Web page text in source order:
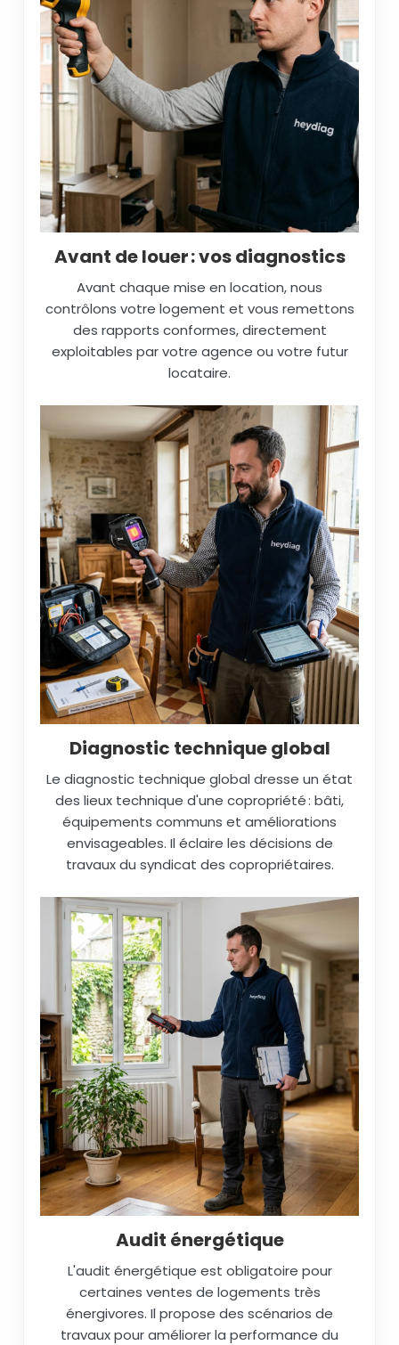
Avant de louer : vos diagnostics
Avant chaque mise en location, nous
contrôlons votre logement et vous remettons
des rapports conformes, directement
exploitables par votre agence ou votre futur
locataire.
Diagnostic technique global
Le diagnostic technique global dresse un état
des lieux technique d'une copropriété : bâti,
équipements communs et améliorations
envisageables. Il éclaire les décisions de
travaux du syndicat des copropriétaires.
Audit énergétique
L'audit énergétique est obligatoire pour
certaines ventes de logements très
énergivores. Il propose des scénarios de
travaux pour améliorer la performance du